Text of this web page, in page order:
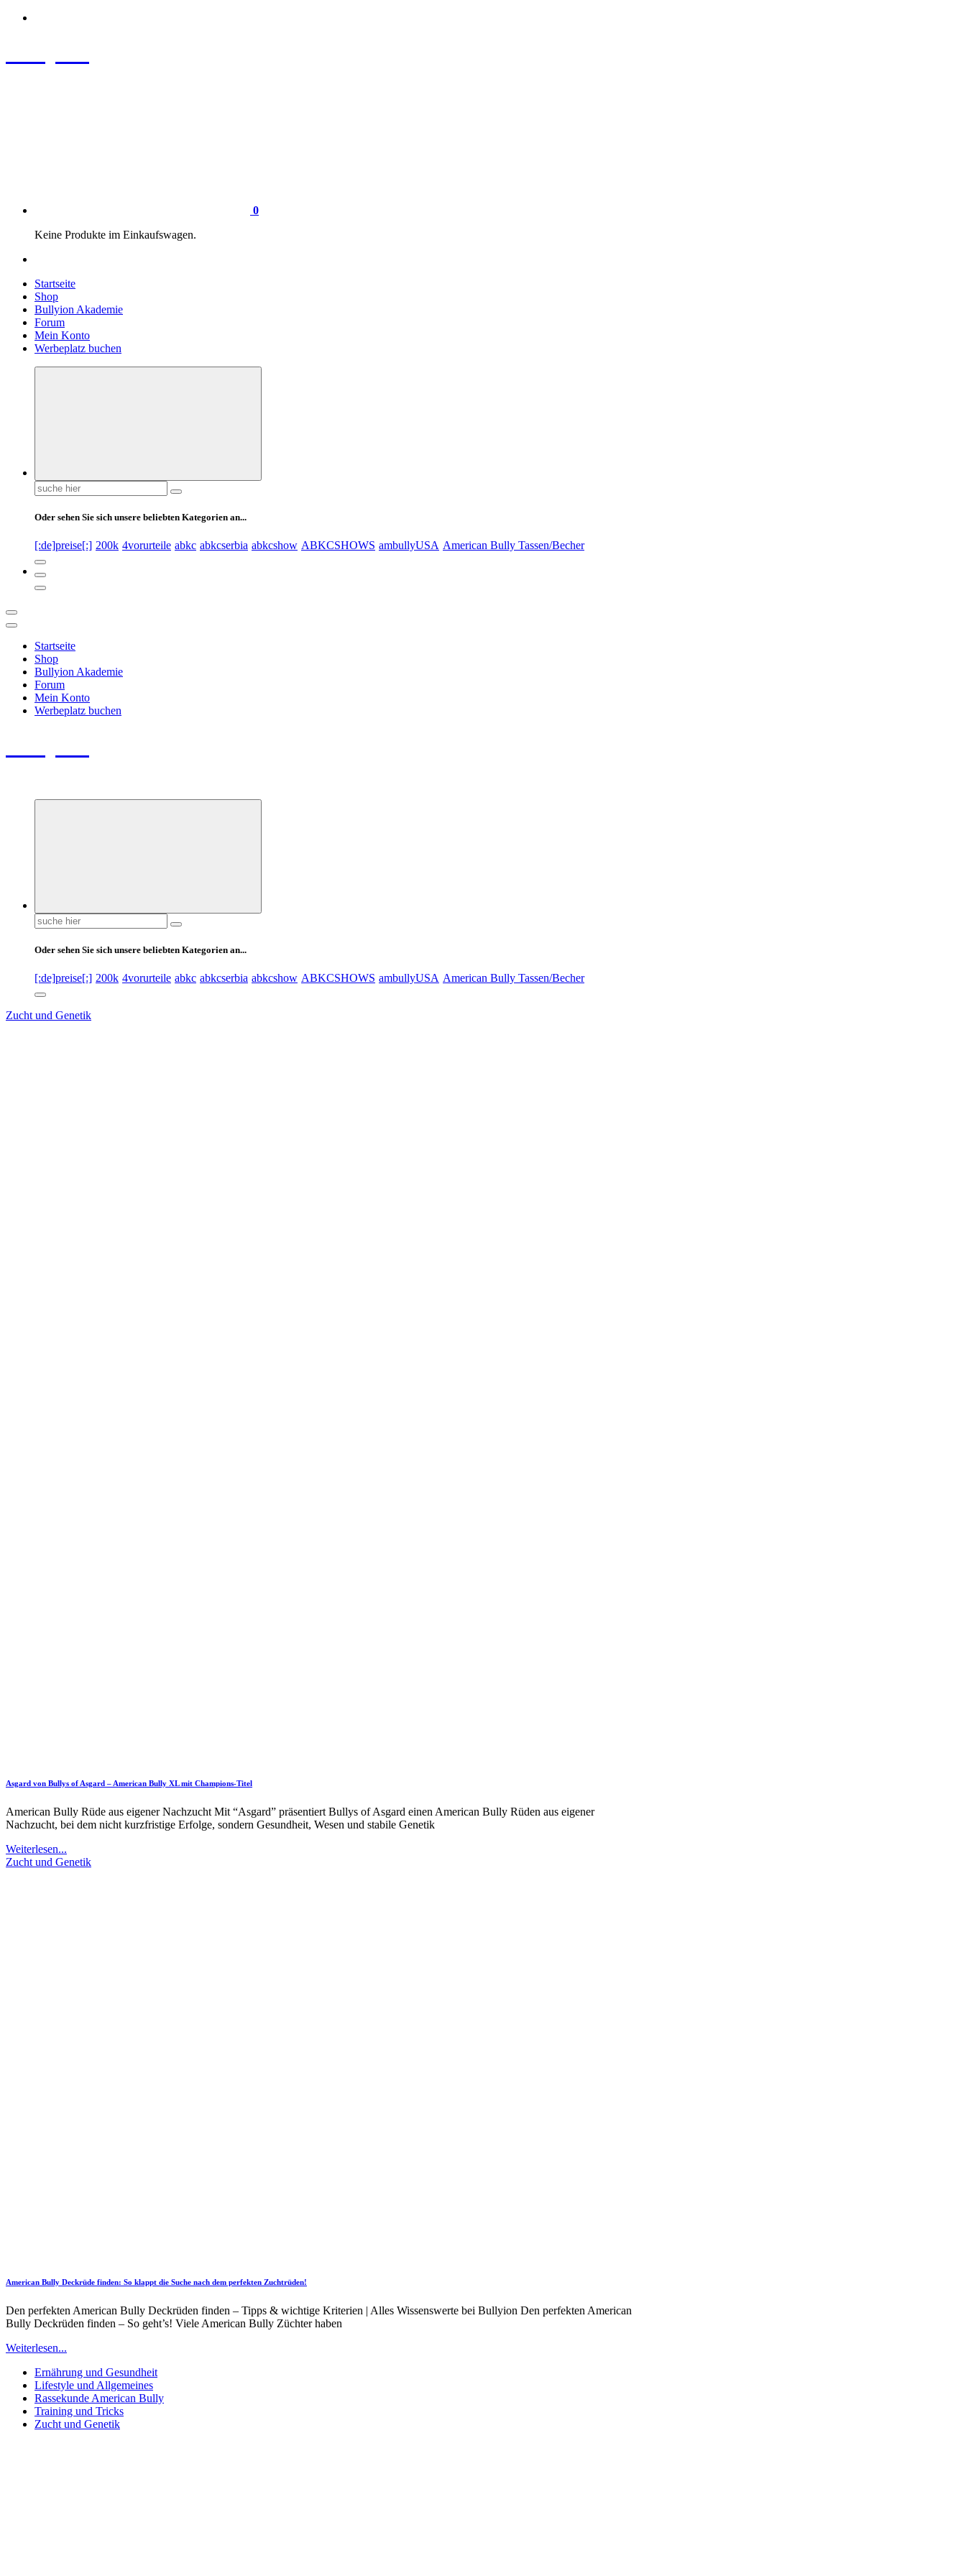
Zum
0
Keine Produkte im Einkaufswagen.
Startseite
Shop
Bullyion Akademie
Forum
Mein Konto
Werbeplatz buchen
Suchen
nach:
Oder sehen Sie sich unsere beliebten Kategorien an...
[:de]preise[:] 200k 4vorurteile abkc abkcserbia abkcshow ABKCSHOWS ambullyUSA American Bully Tassen/Becher
Startseite
Shop
Bullyion Akademie
Forum
Mein Konto
Werbeplatz buchen
Suchen
nach:
Oder sehen Sie sich unsere beliebten Kategorien an...
[:de]preise[:] 200k 4vorurteile abkc abkcserbia abkcshow ABKCSHOWS ambullyUSA American Bully Tassen/Becher
Zucht und Genetik
Asgard von Bullys of Asgard – American Bully XL mit Champions-Titel
American Bully Rüde aus eigener Nachzucht Mit “Asgard” präsentiert Bullys of Asgard einen American Bully Rüden aus eigener
Nachzucht, bei dem nicht kurzfristige Erfolge, sondern Gesundheit, Wesen und stabile Genetik
Weiterlesen...
Zucht und Genetik
American Bully Deckrüde finden: So klappt die Suche nach dem perfekten Zuchtrüden!
Den perfekten American Bully Deckrüden finden – Tipps & wichtige Kriterien | Alles Wissenswerte bei Bullyion Den perfekten American
Bully Deckrüden finden – So geht’s! Viele American Bully Züchter haben
Weiterlesen...
Ernährung und Gesundheit
Lifestyle und Allgemeines
Rassekunde American Bully
Training und Tricks
Zucht und Genetik